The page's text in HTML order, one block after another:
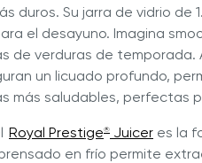
duros. Su jarra de vidrio
el desayuno. Imagina
de verduras de
un licuado profundo,
más saludables, perfectas
Royal Prestige® Juicer es la
en frío permite